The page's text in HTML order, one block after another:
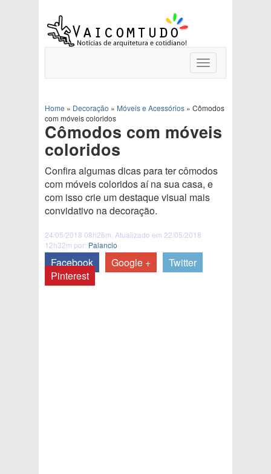
Toggle
navigation
Home » Decoração » Móveis e Acessórios » Cômodos
com móveis coloridos
Cômodos com móveis
coloridos
Confira algumas dicas para ter cômodos
com móveis coloridos aí na sua casa, e
com isso crie um destaque visual mais
convidativo na decoração.
24/05/2018 08h26m. Atualizado em 22/05/2018
12h32m por: Palancio
Facebook Google +
Twitter
Pinterest